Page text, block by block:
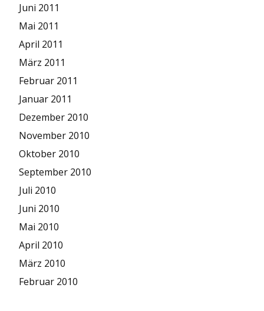
Juni 2011
Mai 2011
April 2011
März 2011
Februar 2011
Januar 2011
Dezember 2010
November 2010
Oktober 2010
September 2010
Juli 2010
Juni 2010
Mai 2010
April 2010
März 2010
Februar 2010